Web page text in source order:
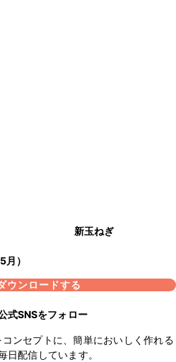
新玉ねぎ
）
ウンロードする
式SNSをフォロー
コンセプトに、簡単においしく作れる
日配信しています。